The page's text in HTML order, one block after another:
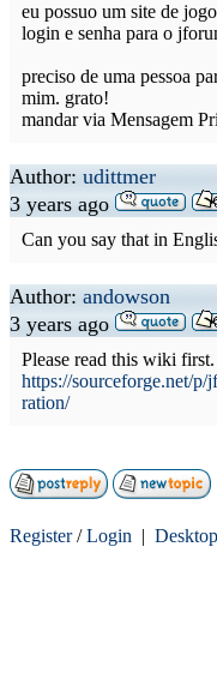
eu possuo um site de
login e senha para o
preciso de uma pessoa
mim. grato!
mandar via Mensagem
Author: udittmer
3 years ago
Can you say that in
Author: andowson
3 years ago
Please read this wiki first.
https://sourceforge.net/
ration/
Register/Login |